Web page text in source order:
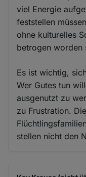
viel Energie
feststellen
ohne kulturelles
betrogen worden
Es ist wichtig,
Wer Gutes tun
ausgenutzt zu
zu Frustration.
stellen nicht den